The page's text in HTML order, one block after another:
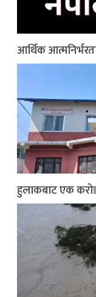
आर्थिक
हुलाकबाट एक